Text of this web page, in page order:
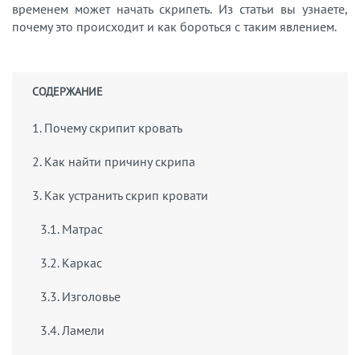
временем может начать скрипеть. Из статьи вы узнаете,
почему это происходит и как бороться с таким явлением.
СОДЕРЖАНИЕ
1. Почему скрипит кровать
2. Как найти причину скрипа
3. Как устранить скрип кровати
3.1. Матрас
3.2. Каркас
3.3. Изголовье
3.4. Ламели